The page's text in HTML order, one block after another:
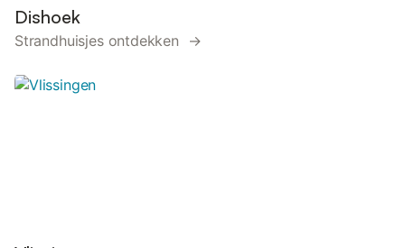
Dishoek
Strandhuisjes ontdekken →